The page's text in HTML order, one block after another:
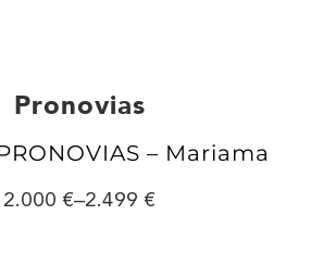
Pronovias
– Mariama
2.000 –2.499